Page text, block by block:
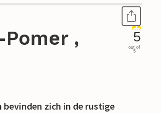
,
5
out of
5
zich in de rustige